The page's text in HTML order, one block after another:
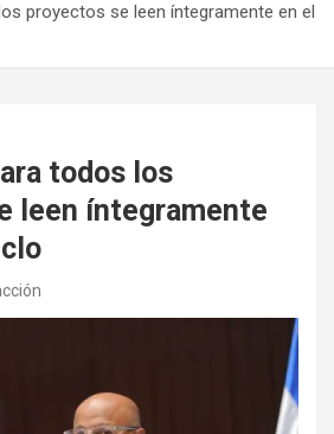
proyectos se leen íntegramente en el
todos los
leen íntegramente